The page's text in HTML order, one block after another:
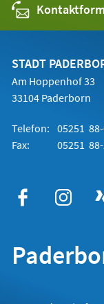
STADT
Am Hoppenhof 33
33104 Paderborn
Telefon: 05251
Fax:
05251